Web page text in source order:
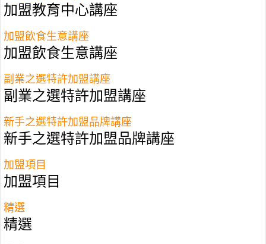
加盟教育中心講座
加盟飲食生意講座
加盟飲食生意講座
副業之選特許加盟講座
副業之選特許加盟講座
新手之選特許加盟品牌講座
新手之選特許加盟品牌講座
加盟項目
加盟項目
精選
精選
經常聽到職場上老一輩說：「一代不如一代！」更
未必有出色，作為90後的Wilson就是一個「人
辦」，他不理家人反對，法律系畢業的他決定放棄
大好前途、唔做律師，利用10萬元積蓄創業開印刷
公司印卡片。結果3個月極速回本，現時每月營業
看！
畢業 一聽到今次受訪者在英國倫敦讀大學、畢業於
然而初次見面，出現在眼前的「90後」Wilson卻是